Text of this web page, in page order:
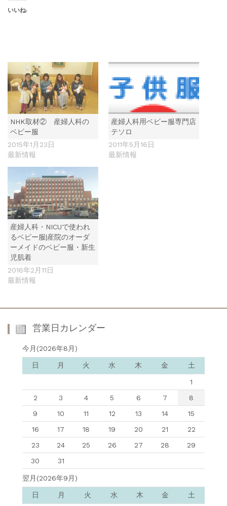
いいね:
NHK取材② 産婦人科の
ベビー服
2015年1月23日
最新情報
産婦人科用ベビー服専門店
テソロ
2011年5月16日
最新情報
産婦人科・NICUで使われ
るベビー服|産院のオーダ
ーメイドのベビー服・新生
児肌着
2016年2月11日
最新情報
営業日カレンダー
今月(2026年8月)
日 月 火 水 木 金 土
1
2
3 4 5 6 7
8
9
10 11 12 13 14
15
16
17 18 19 20 21
22
23
24 25 26 27 28
29
30
31
翌月(2026年9月)
日 月 火 水 木 金 土